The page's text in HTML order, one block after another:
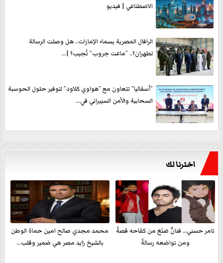
الاصطناعي | فيديو
الرافال المصرية بسماء الإمارات.. هل وصلت الرسالة
لطهران؟.. ”ماعت جروب” تُجيب؟ |...
”أسفاليا” تتعاون مع ”هواوي كلاود” لتوفير حلول الحوسبة
السحابية والأمن السيبراني في...
اخترنا لك
تامر حسني… فنانٌ صَنَعَ من كفاحه قصةً
ومن تواضعه رسالةً
محمد مجدي صالح امين حماة الوطن
بالشيخ زايد مصر هي ضمير وقلب...